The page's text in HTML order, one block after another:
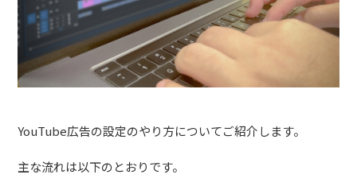
YouTube広告の設定のやり方についてご紹介します。
主な流れは以下のとおりです。